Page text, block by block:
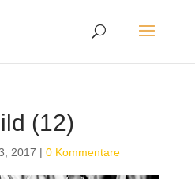
(12)
2017 | 0 Kommentare